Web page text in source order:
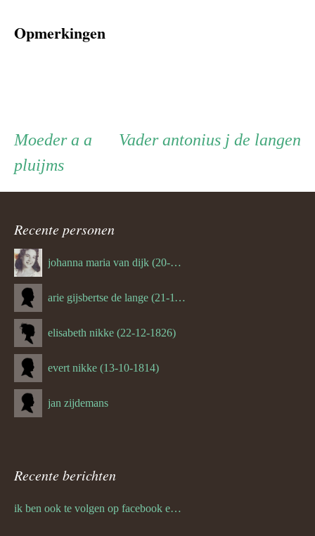
Opmerkingen
Persoon
ouder
navigatie
VaderVader
antonius j de langen
MoederMoeder
a a
pluijms
Recente personen
johanna maria van dijk (20-07-1939)
arie gijsbertse de lange (21-11-1675)
elisabeth nikke (22-12-1826)
evert nikke (13-10-1814)
jan zijdemans
Recente berichten
ik ben ook te volgen op facebook en twitter